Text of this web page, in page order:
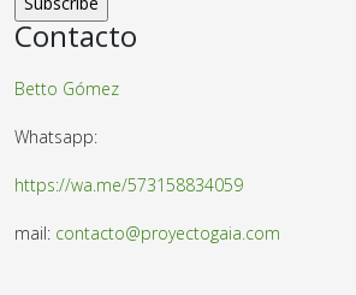
Contacto
Betto Gómez
Whatsapp:
https://wa.me/573158834059
mail: contacto@proyectogaia.com